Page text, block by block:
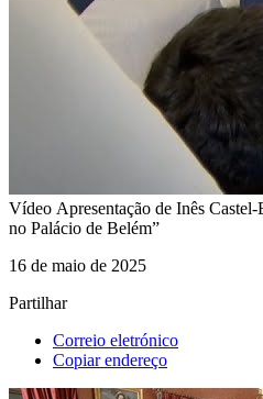
Vídeo Apresentação de Inês
no Palácio de Belém”
16 de maio de 2025
Partilhar
Correio eletrónico
Copiar endereço